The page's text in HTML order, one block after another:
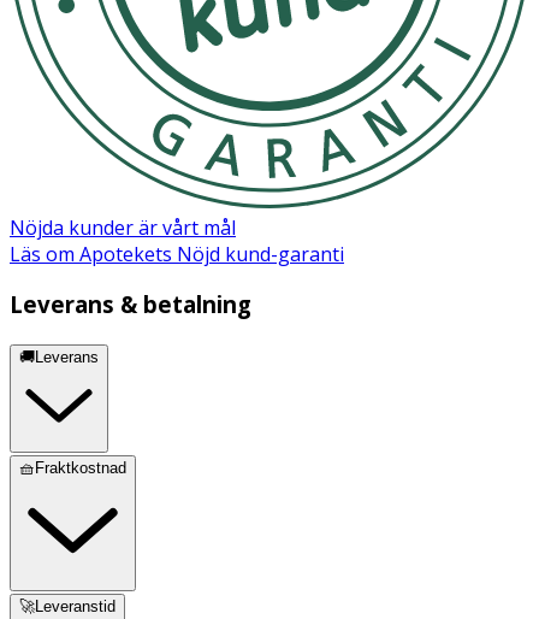
Nöjda kunder är vårt mål
Läs om Apotekets Nöjd kund-garanti
Leverans & betalning
🚚Leverans
🧺Fraktkostnad
🚀Leveranstid